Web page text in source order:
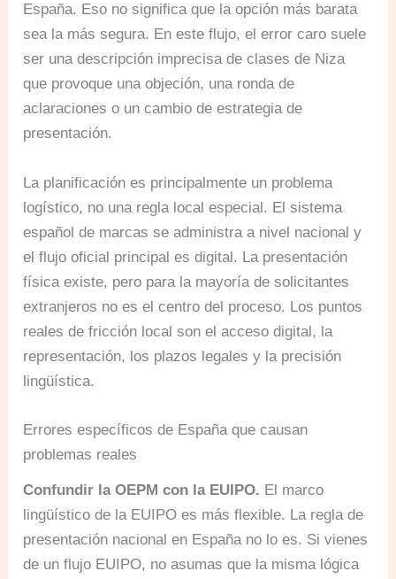
España. Eso no significa que la opción más barata
sea la más segura. En este flujo, el error caro suele
ser una descripción imprecisa de clases de Niza
que provoque una objeción, una ronda de
aclaraciones o un cambio de estrategia de
presentación.
La planificación es principalmente un problema
logístico, no una regla local especial. El sistema
español de marcas se administra a nivel nacional y
el flujo oficial principal es digital. La presentación
física existe, pero para la mayoría de solicitantes
extranjeros no es el centro del proceso. Los puntos
reales de fricción local son el acceso digital, la
representación, los plazos legales y la precisión
lingüística.
Errores específicos de España que causan
problemas reales
Confundir la OEPM con la EUIPO. El marco
lingüístico de la EUIPO es más flexible. La regla de
presentación nacional en España no lo es. Si vienes
de un flujo EUIPO, no asumas que la misma lógica